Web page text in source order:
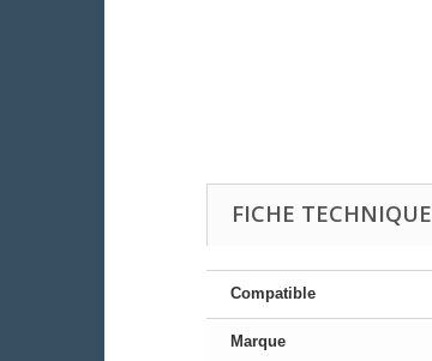
FICHE TECHNIQUE
Compatible
Marque